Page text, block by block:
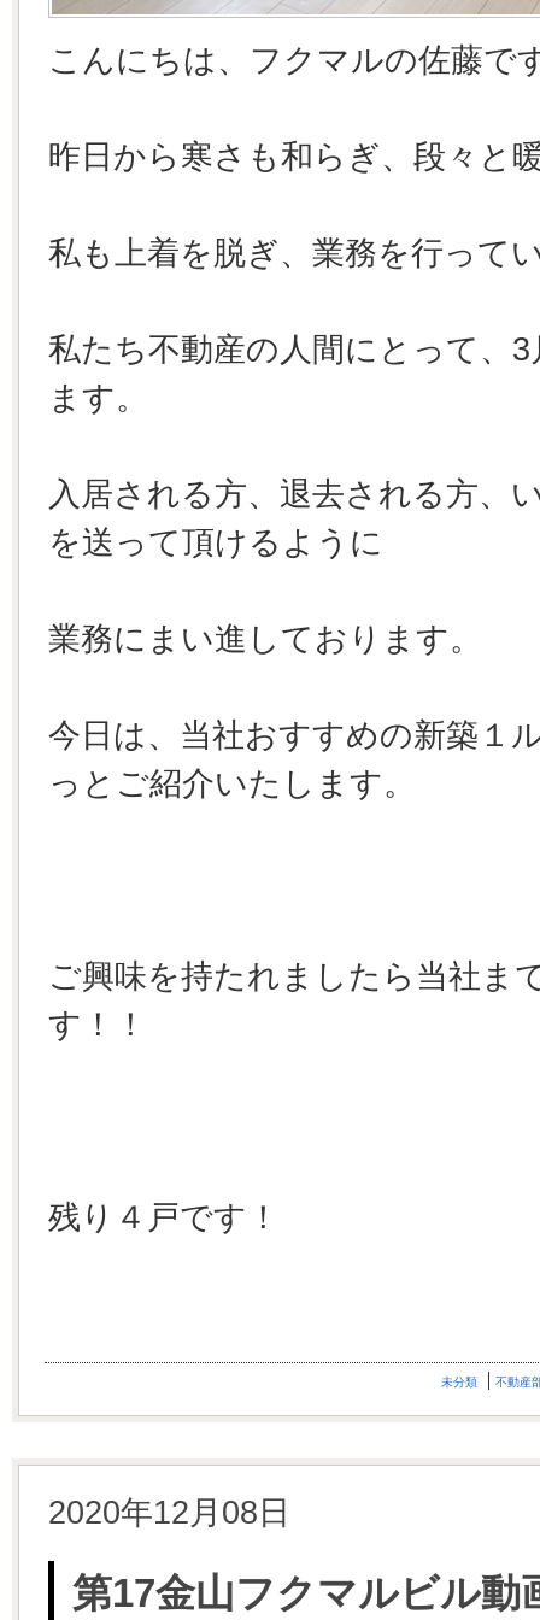
こんにちは、フクマルの佐藤で
昨日から寒さも和らぎ、段々と
私も上着を脱ぎ、業務を行って
私たち不動産の人間にとって、
ます。
入居される方、退去される方、
を送って頂けるように
業務にまい進しております。
今日は、当社おすすめの新築１
っとご紹介いたします。
ご興味を持たれましたら当社ま
す！！
残り４戸です！
未分類 不動産
2020年12月08日
第17金山フクマルビル動